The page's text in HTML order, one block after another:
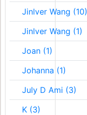
Jinlver Wang (10)
Jinlver Wang (1)
Joan (1)
Johanna (1)
July D Ami (3)
K (3)